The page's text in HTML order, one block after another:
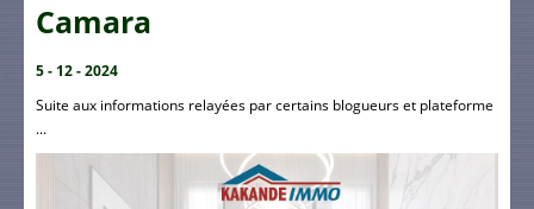
Camara
5 - 12 - 2024
Suite aux informations relayées par certains blogueurs et plateforme
...